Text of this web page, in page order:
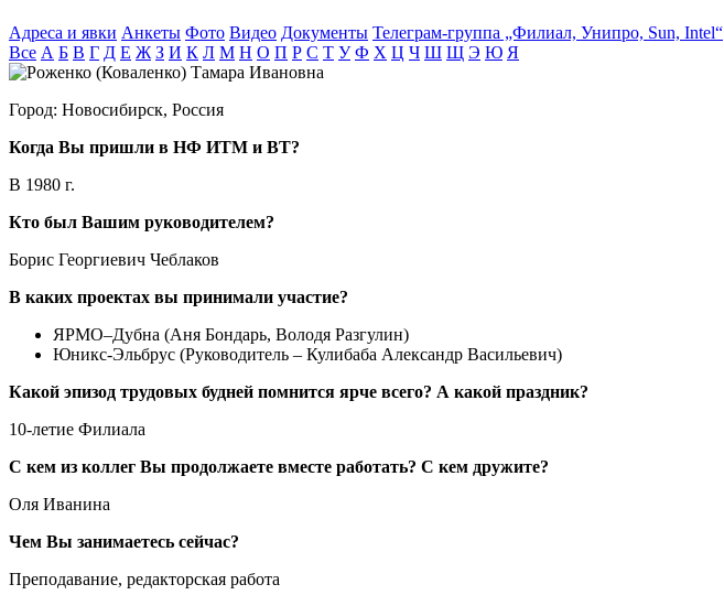
Адреса и явки Анкеты Фото Видео Документы Телеграм-группа „Филиал, Унипро, Sun, Intel“
Все А Б В Г Д Е Ж З И К Л М Н О П Р С Т У Ф Х Ц Ч Ш Щ Э Ю Я
Город: Новосибирск, Россия
Когда Вы пришли в НФ ИТМ и ВТ?
В 1980 г.
Кто был Вашим руководителем?
Борис Георгиевич Чеблаков
В каких проектах вы принимали участие?
ЯРМО–Дубна (Аня Бондарь, Володя Разгулин)
Юникс-Эльбрус (Руководитель – Кулибаба Александр Васильевич)
Какой эпизод трудовых будней помнится ярче всего? А какой праздник?
10-летие Филиала
С кем из коллег Вы продолжаете вместе работать? С кем дружите?
Оля Иванина
Чем Вы занимаетесь сейчас?
Преподавание, редакторская работа